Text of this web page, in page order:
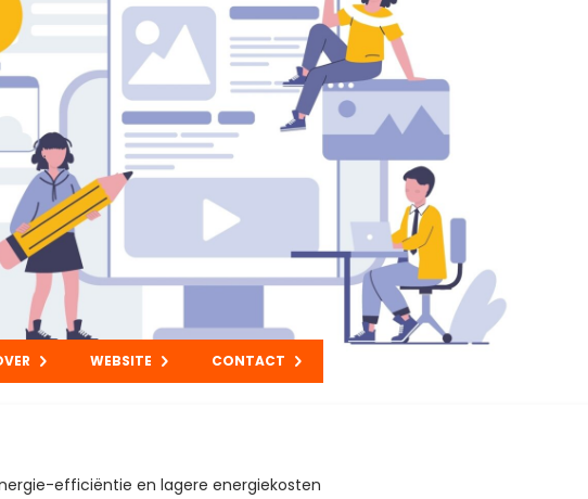
WEBSITE CONTACT
efficiëntie en lagere energiekosten